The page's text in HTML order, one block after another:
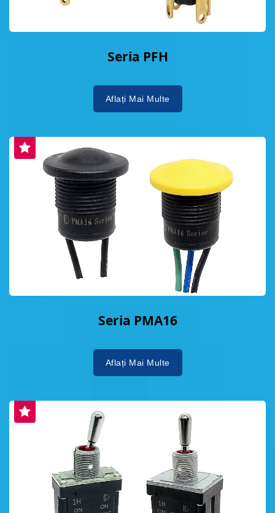
Seria PFH
Aflați Mai Multe
Seria PMA16
Aflați Mai Multe